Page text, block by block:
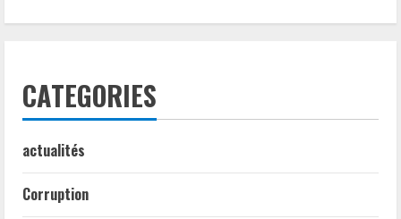
CATEGORIES
actualités
Corruption